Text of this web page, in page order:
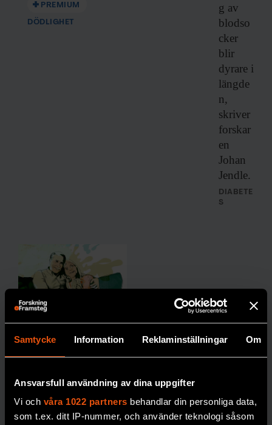
Samtycke Information Reklaminställningar Om
Ansvarsfull användning av dina uppgifter
Vi och våra 1022 partners behandlar din personliga data,
som t.ex. ditt IP-nummer, och använder teknologi såsom
PREMIUM
DÖDLIGHET
g av
blodso
cker
blir
dyrare i
längde
n,
skriver
forskar
en
Johan
Jendle.
DIABETE
S
Robert:
”Jag är
över att
sexlivet
återställde